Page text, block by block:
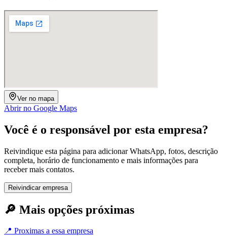
Ver no mapa
Abrir no Google Maps
Você é o responsável por esta empresa?
Reivindique esta página para adicionar WhatsApp, fotos, descrição
completa, horário de funcionamento e mais informações para
receber mais contatos.
Reivindicar empresa
🔎 Mais opções próximas
📍 Proximas a essa empresa